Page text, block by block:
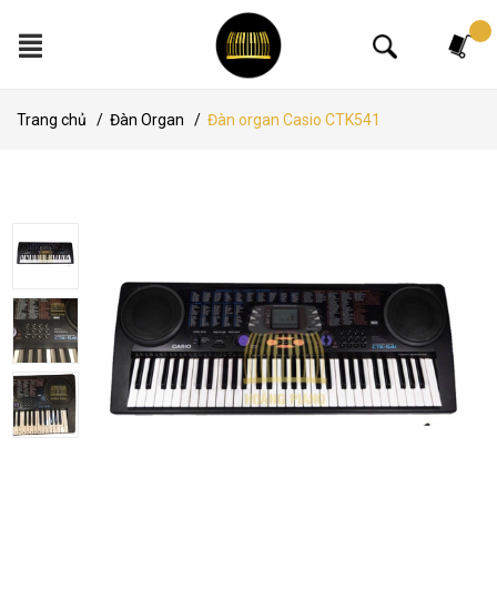
Trang chủ / Đàn Organ / Đàn organ Casio CTK541